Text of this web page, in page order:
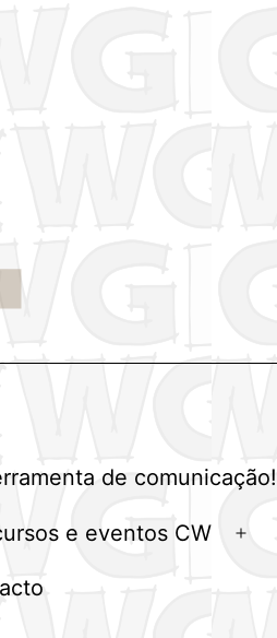
de comunicação!
e eventos CW
Abrir